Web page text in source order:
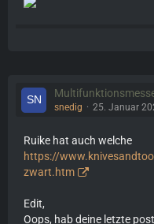
snedig 25. Januar
Ruike hat auch welche
https://
zwart.htm
Edit,
Oops, hab deine letzte